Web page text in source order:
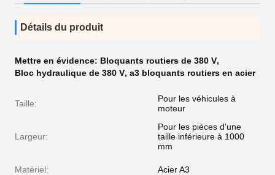
Détails du produit
Mettre en évidence: Bloquants routiers de 380 V,
Bloc hydraulique de 380 V, a3 bloquants routiers en acier
Taille:
Pour les véhicules à
moteur
Largeur:
Pour les pièces d'une
taille inférieure à 1000
mm
Matériel: Acier A3